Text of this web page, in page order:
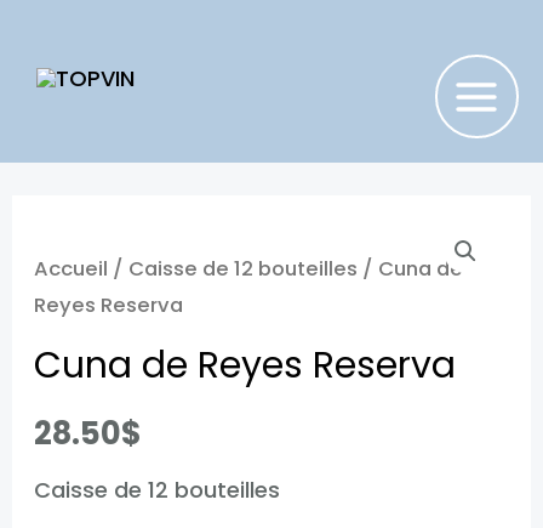
MAIN
Accueil / Caisse de 12 bouteilles / Cuna de
Reyes Reserva
Cuna de Reyes Reserva
28.50$
Caisse de 12 bouteilles